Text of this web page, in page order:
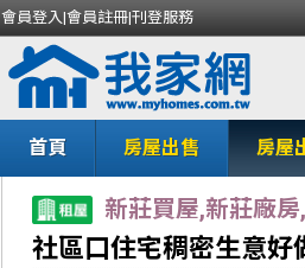
會員登入|會員註冊|刊登服務
首頁 房屋出售 房屋
新莊買屋,新莊廠房,
社區口住宅稠密生意好